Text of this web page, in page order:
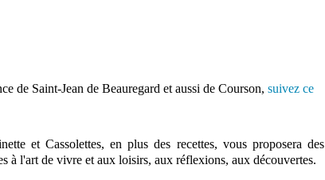
de Saint-Jean de Beauregard et aussi de Courson, suivez ce
et Cassolettes, en plus des recettes, vous proposera des
à l'art de vivre et aux loisirs, aux réflexions, aux découvertes.